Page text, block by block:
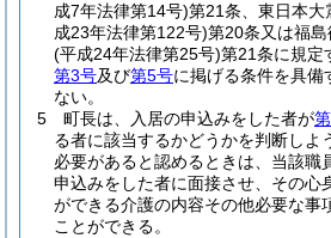
成7年法律第14号)第21条、東日本大
成23年法律第122号)第20条又は福
(平成24年法律第25号)第21条に規定
第3号及び第5号に掲げる条件を具備
ない。
5
町長は、入居の申込みをした者が
る者に該当するかどうかを判断しよ
必要があると認めるときは、当該職
申込みをした者に面接させ、その心
ができる介護の内容その他必要な事
ことができる。